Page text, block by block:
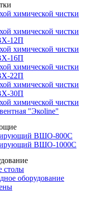
химической чистки
химической чистки
12П
химической чистки
16П
химической чистки
22П
химической чистки
30П
химической чистки
"Экоline"
ВШО-800С
ВШО-1000С
столы
оборудование